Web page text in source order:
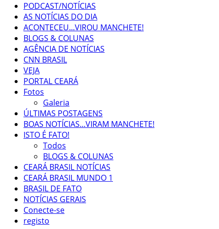
PODCAST/NOTÍCIAS
AS NOTÍCIAS DO DIA
ACONTECEU...VIROU MANCHETE!
BLOGS & COLUNAS
AGÊNCIA DE NOTÍCIAS
CNN BRASIL
VEJA
PORTAL CEARÁ
Fotos
Galeria
ÚLTIMAS POSTAGENS
BOAS NOTÍCIAS...VIRAM MANCHETE!
ISTO É FATO!
Todos
BLOGS & COLUNAS
CEARÁ BRASIL NOTÍCIAS
CEARÁ BRASIL MUNDO 1
BRASIL DE FATO
NOTÍCIAS GERAIS
Conecte-se
registo